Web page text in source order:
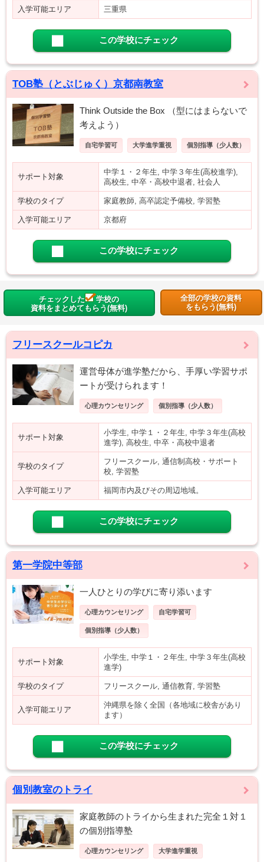
入学可能エリア 三重県
この学校にチェック
TOB塾（とぶじゅく）京都南教室
Think Outside the Box （型にはまらないで
考えよう）
自宅学習可 大学進学重視 個別指導（少人数）
サポート対象
中学１・２年生, 中学３年生(高校進学),
高校生, 中卒・高校中退者, 社会人
学校のタイプ 家庭教師, 高卒認定予備校, 学習塾
入学可能エリア 京都府
この学校にチェック
チェックした
学校の
資料をまとめてもらう(無料)
全部の学校の資料
をもらう(無料)
フリースクールコピカ
運営母体が進学塾だから、手厚い学習サポ
ートが受けられます！
心理カウンセリング 個別指導（少人数）
サポート対象
小学生, 中学１・２年生, 中学３年生(高校
進学), 高校生, 中卒・高校中退者
学校のタイプ
フリースクール, 通信制高校・サポート
校, 学習塾
入学可能エリア 福岡市内及びその周辺地域。
この学校にチェック
第一学院中等部
一人ひとりの学びに寄り添います
心理カウンセリング 自宅学習可
個別指導（少人数）
サポート対象
小学生, 中学１・２年生, 中学３年生(高校
進学)
学校のタイプ フリースクール, 通信教育, 学習塾
入学可能エリア
沖縄県を除く全国（各地域に校舎があり
ます）
この学校にチェック
個別教室のトライ
家庭教師のトライから生まれた完全１対１
の個別指導塾
心理カウンセリング 大学進学重視